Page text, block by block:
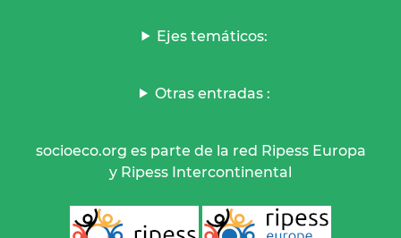
Ejes temáticos:
Otras entradas :
socioeco.org es parte de la red Ripess Europa
y Ripess Intercontinental